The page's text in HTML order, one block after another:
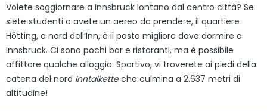
Volete soggiornare a Innsbruck lontano dal centro città? Se
siete studenti o avete un aereo da prendere, il quartiere
Hötting, a nord dell’Inn, è il posto migliore dove dormire a
Innsbruck. Ci sono pochi bar e ristoranti, ma è possibile
affittare qualche alloggio. Sportivo, vi troverete ai piedi della
catena del nord Inntalketteche culmina a 2.637 metri di
altitudine!